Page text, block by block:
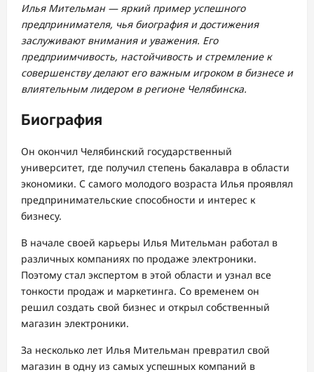
Илья Мительман — яркий пример успешного
предпринимателя, чья биография и достижения
заслуживают внимания и уважения. Его
предприимчивость, настойчивость и стремление к
совершенству делают его важным игроком в бизнесе и
влиятельным лидером в регионе Челябинска.
Биография
Он окончил Челябинский государственный
университет, где получил степень бакалавра в области
экономики. С самого молодого возраста Илья проявлял
предпринимательские способности и интерес к
бизнесу.
В начале своей карьеры Илья Мительман работал в
различных компаниях по продаже электроники.
Поэтому стал экспертом в этой области и узнал все
тонкости продаж и маркетинга. Со временем он
решил создать свой бизнес и открыл собственный
магазин электроники.
За несколько лет Илья Мительман превратил свой
магазин в одну из самых успешных компаний в